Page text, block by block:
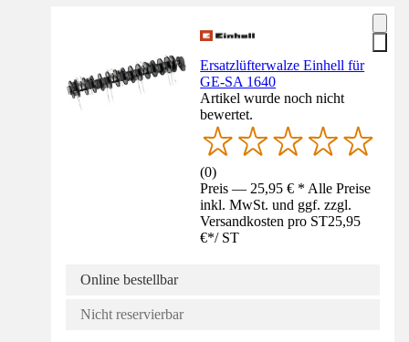
Ersatzlüfterwalze Einhell für
GE-SA 1640
Artikel wurde noch nicht
bewertet.
(0)
Preis — 25,95 € * Alle Preise
inkl. MwSt. und ggf. zzgl.
Versandkosten pro ST25,95
€*/ ST
Online bestellbar
Nicht reservierbar